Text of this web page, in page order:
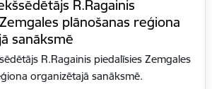
R.Ragainis
plānošanas reģiona
sanāksmē
R.Ragainis piedalīsies Zemgales
organizētajā sanāksmē.